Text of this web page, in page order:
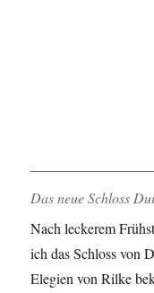
Das neue Schloss
Nach leckerem
ich das Schloss von
Elegien von Rilke